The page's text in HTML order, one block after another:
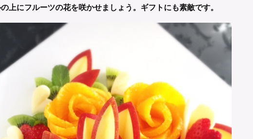
上にフルーツの花を咲かせましょう。ギフトにも素敵です。